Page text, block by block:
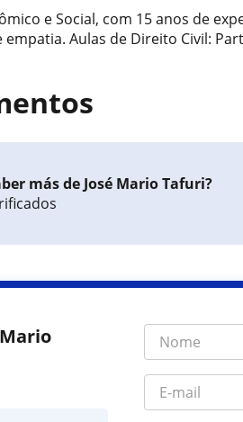
e Social, com 15 anos de
Aulas de Direito Civil:
más de José Mario Tafuri?